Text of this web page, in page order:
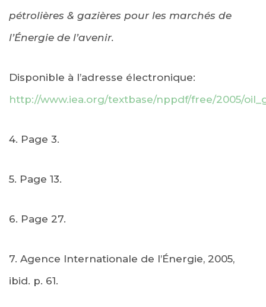
pétrolières & gazières pour les marchés de
l’Énergie de l’avenir.
Disponible à l’adresse électronique:
http://www.iea.org/textbase/nppdf/free/2005/
4. Page 3.
5. Page 13.
6. Page 27.
7. Agence Internationale de l’Énergie, 2005,
ibid. p. 61.